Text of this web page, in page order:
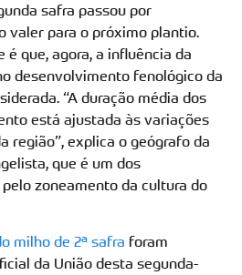
safra passou por
valer para o próximo plantio.
é que, agora, a influência da
desenvolvimento fenológico da
“A duração média dos
está ajustada às variações
região”, explica o geógrafo da
que é um dos
zoneamento da cultura do
milho de 2ª safra foram
da União desta segunda-